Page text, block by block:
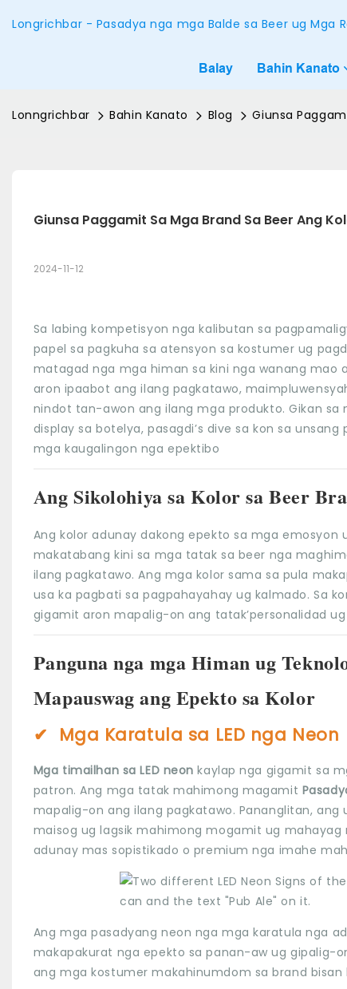
Longrichbar - Pasadya nga mga Balde sa Beer ug Mga
Balay Bahin Kanato
Lonngrichbar Bahin Kanato Blog Giunsa
Giunsa Paggamit Sa Mga Brand Sa Beer Ang
2024-11-12
Sa labing kompetisyon nga kalibutan sa
papel sa pagkuha sa atensyon sa kostumer ug
matagad nga mga himan sa kini nga wanang mao
aron ipaabot ang ilang pagkatawo,
nindot tan-awon ang ilang mga produkto. Gikan
display sa botelya, pasagdi’s dive sa kon sa
mga kaugalingon nga epektibo
Ang Sikolohiya sa Kolor sa Beer
Ang kolor adunay dakong epekto sa mga
makatabang kini sa mga tatak sa beer nga
ilang pagkatawo. Ang mga kolor sama sa pula
usa ka pagbati sa pagpahayahay ug kalmado. Sa
gigamit aron mapalig-on ang tatak’personalidad
Panguna nga mga Himan ug
Mapauswag ang Epekto sa Kolor
✔ Mga Karatula sa LED nga Neon
Mga timailhan sa LED neonkaylap nga gigamit sa
patron. Ang mga tatak mahimong magamit
mapalig-on ang ilang pagkatawo. Pananglitan,
maisog ug lagsik mahimong mogamit ug
adunay mas sopistikado o premium nga imahe
Ang mga pasadyang neon nga mga karatula nga
makapakurat nga epekto sa panan-aw ug gipalig-
ang mga kostumer makahinumdom sa brand bisan